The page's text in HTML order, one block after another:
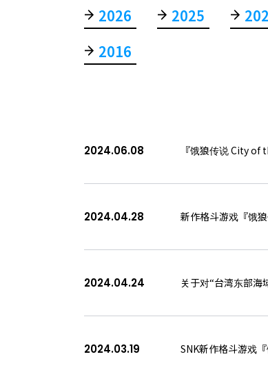
商务合作
新闻发布
ABOUT 隐私政策
2026 2025
2016
2024.06.08 『饿狼传说 City of
2024.04.28 新作格斗游戏『饿
2024.04.24 关于对“台湾东部海
2024.03.19 SNK新作格斗游戏